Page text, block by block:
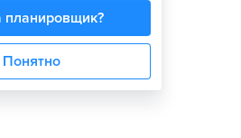
планировщик?
Понятно